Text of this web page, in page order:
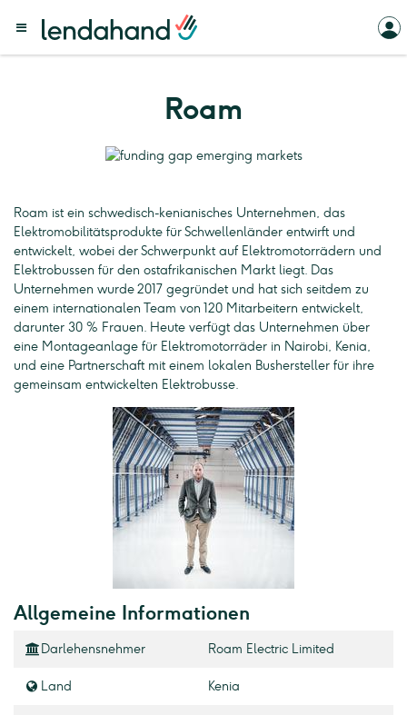
Roam
Roam ist ein schwedisch-kenianisches Unternehmen, das
Elektromobilitätsprodukte für Schwellenländer entwirft und
entwickelt, wobei der Schwerpunkt auf Elektromotorrädern und
Elektrobussen für den ostafrikanischen Markt liegt. Das
Unternehmen wurde 2017 gegründet und hat sich seitdem zu
einem internationalen Team von 120 Mitarbeitern entwickelt,
darunter 30 % Frauen. Heute verfügt das Unternehmen über
eine Montageanlage für Elektromotorräder in Nairobi, Kenia,
und eine Partnerschaft mit einem lokalen Bushersteller für ihre
gemeinsam entwickelten Elektrobusse.
Allgemeine Informationen
Darlehensnehmer Roam Electric Limited
Land Kenia